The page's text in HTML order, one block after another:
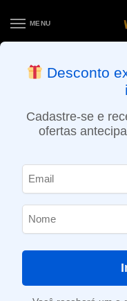
MENU
ENTREGA NO MESMO
Desconto
Cadastre-se e
ofertas